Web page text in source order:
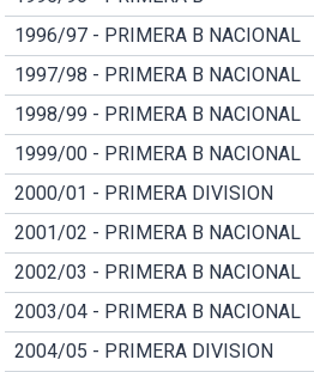
1996/97 - PRIMERA B NACIONAL
1997/98 - PRIMERA B NACIONAL
1998/99 - PRIMERA B NACIONAL
1999/00 - PRIMERA B NACIONAL
2000/01 - PRIMERA DIVISION
2001/02 - PRIMERA B NACIONAL
2002/03 - PRIMERA B NACIONAL
2003/04 - PRIMERA B NACIONAL
2004/05 - PRIMERA DIVISION